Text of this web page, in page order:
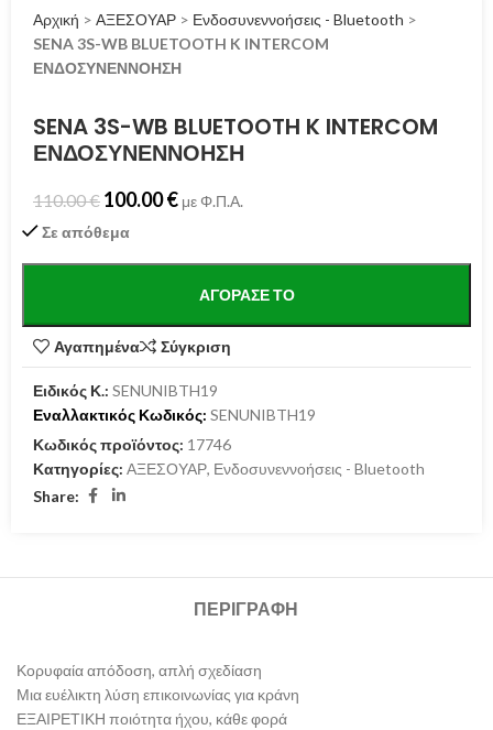
Αρχική > ΑΞΕΣΟΥΑΡ > Ενδοσυνεννοήσεις - Bluetooth >
SENA 3S-WB BLUETOOTH K INTERCOM
ΕΝΔΟΣΥΝΕΝΝΟΗΣΗ
SENA 3S-WB BLUETOOTH K INTERCOM
ΕΝΔΟΣΥΝΕΝΝΟΗΣΗ
110.00€ 100.00€ με Φ.Π.Α.
Σε απόθεμα
ΑΓΌΡΑΣΕ ΤΟ
Αγαπημένα Σύγκριση
Ειδικός Κ.: SENUNIBTH19
Εναλλακτικός Κωδικός: SENUNIBTH19
Κωδικός προϊόντος: 17746
Κατηγορίες: ΑΞΕΣΟΥΑΡ, Ενδοσυνεννοήσεις - Bluetooth
Share:
ΠΕΡΙΓΡΑΦΉ
Κορυφαία απόδοση, απλή σχεδίαση
Μια ευέλικτη λύση επικοινωνίας για κράνη
ΕΞΑΙΡΕΤΙΚΗ ποιότητα ήχου, κάθε φορά